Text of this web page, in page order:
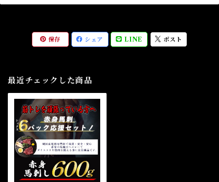
保存 シェア LINE ポスト
最近チェックした商品